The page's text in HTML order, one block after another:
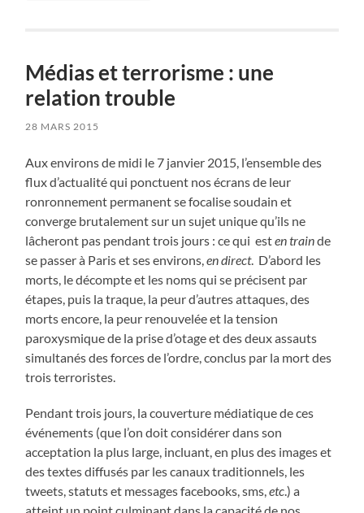
Médias et terrorisme : une
relation trouble
28 MARS 2015
Aux environs de midi le 7 janvier 2015, l’ensemble des
flux d’actualité qui ponctuent nos écrans de leur
ronronnement permanent se focalise soudain et
converge brutalement sur un sujet unique qu’ils ne
lâcheront pas pendant trois jours : ce qui esten trainde
se passer à Paris et ses environs,en direct. D’abord les
morts, le décompte et les noms qui se précisent par
étapes, puis la traque, la peur d’autres attaques, des
morts encore, la peur renouvelée et la tension
paroxysmique de la prise d’otage et des deux assauts
simultanés des forces de l’ordre, conclus par la mort des
trois terroristes.
Pendant trois jours, la couverture médiatique de ces
événements (que l’on doit considérer dans son
acceptation la plus large, incluant, en plus des images et
des textes diffusés par les canaux traditionnels, les
tweets, statuts et messages facebooks, sms,etc.) a